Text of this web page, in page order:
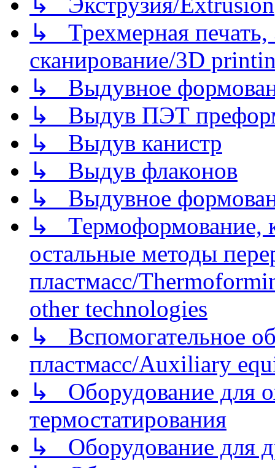
↳ Трехмерная
сканирование/3D
↳ Выдувное
↳ Выдув ПЭТ
↳ Выдув канистр
↳ Выдув флаконов
↳ Выдувное
↳ Термоформование,
остальные методы
пластмасс/
other technologies
↳ Вспомогательное
пластмасс/Auxiliary
↳ Оборудование для
термостатирования
↳ Оборудование для